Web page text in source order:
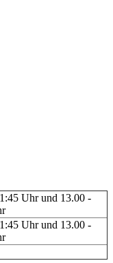
Uhr und 13.00 -
Uhr und 13.00 -